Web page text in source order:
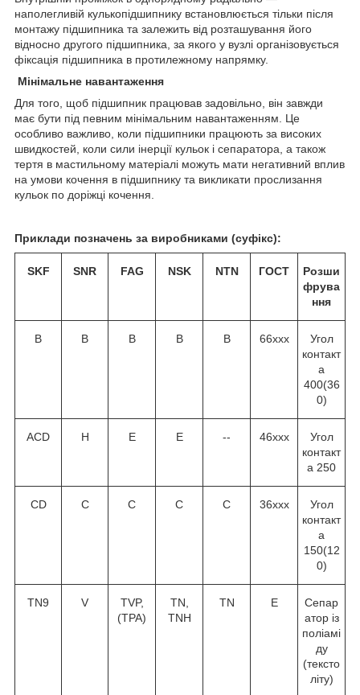
наполегливій кулькопідшипнику встановлюється тільки після
монтажу підшипника та залежить від розташування його
відносно другого підшипника, за якого у вузлі організовується
фіксація підшипника в протилежному напрямку.
Мінімальне навантаження
Для того, щоб підшипник працював задовільно, він завжди
має бути під певним мінімальним навантаженням. Це
особливо важливо, коли підшипники працюють за високих
швидкостей, коли сили інерції кульок і сепаратора, а також
тертя в мастильному матеріалі можуть мати негативний вплив
на умови кочення в підшипнику та викликати прослизання
кульок по доріжці кочення.
Приклади позначень за виробниками (суфікс):
SKF SNR FAG NSK NTN ГОСТ
Розши
фрува
ння
В В В В В 66ххх
Угол
контакт
а
400(36
0)
ACD H E E -- 46ххх
Угол
контакт
а 250
CD C C C C 36ххх
Угол
контакт
а
150(12
0)
TN9 V
TVP,
(TPA)
TN,
TNH
TN Е
Сепар
атор із
поліамі
ду
(тексто
літу)